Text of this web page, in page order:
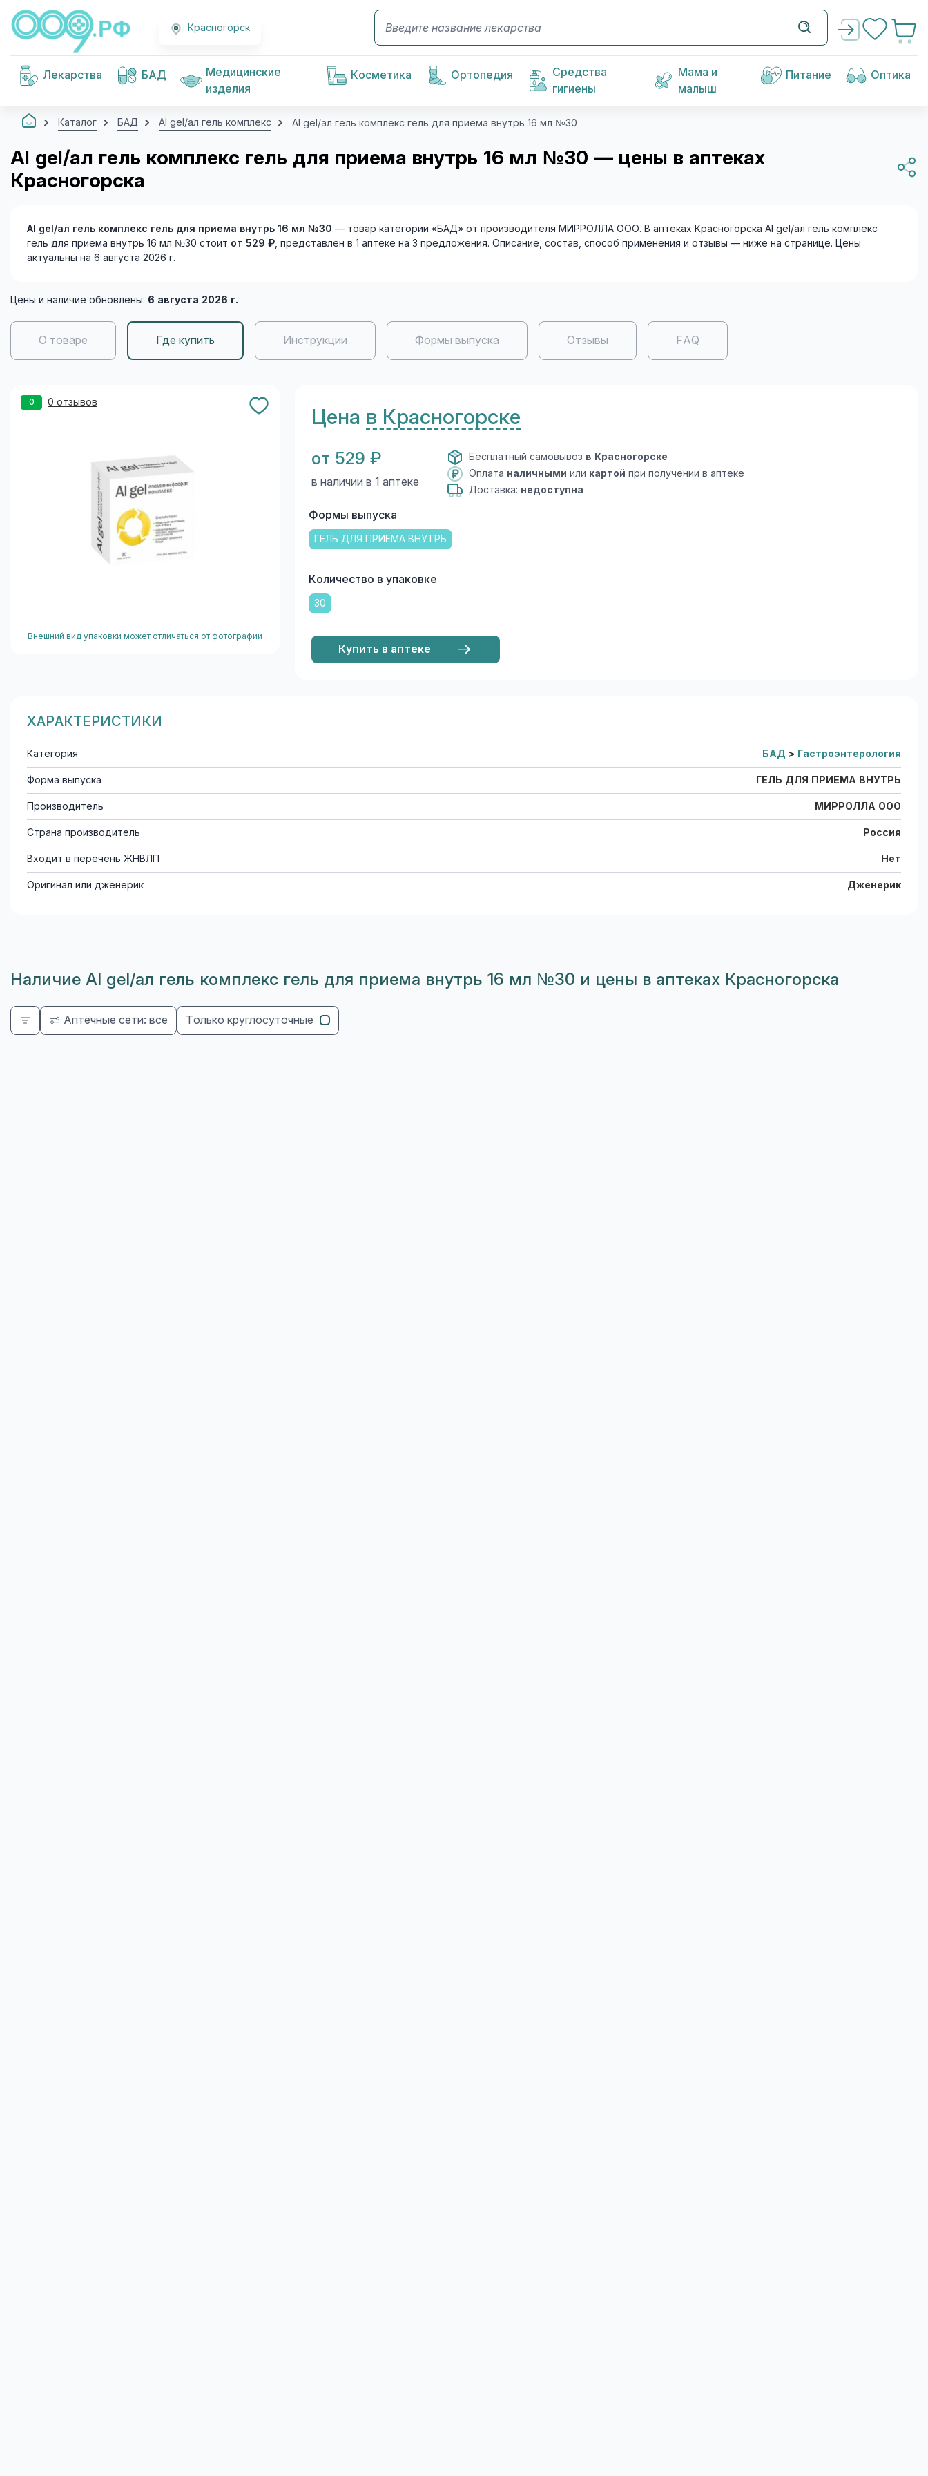
Красногорск
Лекарства БАД
Медицинские
изделия
Косметика Ортопедия
Средства
гигиены
Мама и
малыш
Питание Оптика
Каталог БАД Al gel/ал гель комплекс Al gel/ал гель комплекс гель для приема внутрь 16 мл №30
Al gel/ал гель комплекс гель для приема внутрь 16 мл №30 — цены в аптеках
Красногорска
Al gel/ал гель комплекс гель для приема внутрь 16 мл №30 — товар категории «БАД» от производителя МИРРОЛЛА ООО. В аптеках Красногорска Al gel/ал гель комплекс
гель для приема внутрь 16 мл №30 стоит от 529 ₽ , представлен в 1 аптеке на 3 предложения. Описание, состав, способ применения и отзывы — ниже на странице. Цены
актуальны на 6 августа 2026 г.
Цены и наличие обновлены: 6 августа 2026 г.
О товаре Где купить Инструкции Формы выпуска Отзывы FAQ
0 0 отзывов
Внешний вид упаковки может отличаться от фотографии
Цена в Красногорске
от 529 ₽
в наличии в 1 аптеке
Бесплатный самовывоз в Красногорске
Оплата наличными или картой при получении в аптеке
Доставка: недоступна
Формы выпуска
ГЕЛЬ ДЛЯ ПРИЕМА ВНУТРЬ
Количество в упаковке
30
Купить в аптеке
ХАРАКТЕРИСТИКИ
Категория БАД > Гастроэнтерология
Форма выпуска ГЕЛЬ ДЛЯ ПРИЕМА ВНУТРЬ
Производитель МИРРОЛЛА ООО
Страна производитель Россия
Входит в перечень ЖНВЛП Нет
Оригинал или дженерик Дженерик
Наличие Al gel/ал гель комплекс гель для приема внутрь 16 мл №30 и цены в аптеках Красногорска
Аптечные сети: все Только круглосуточные